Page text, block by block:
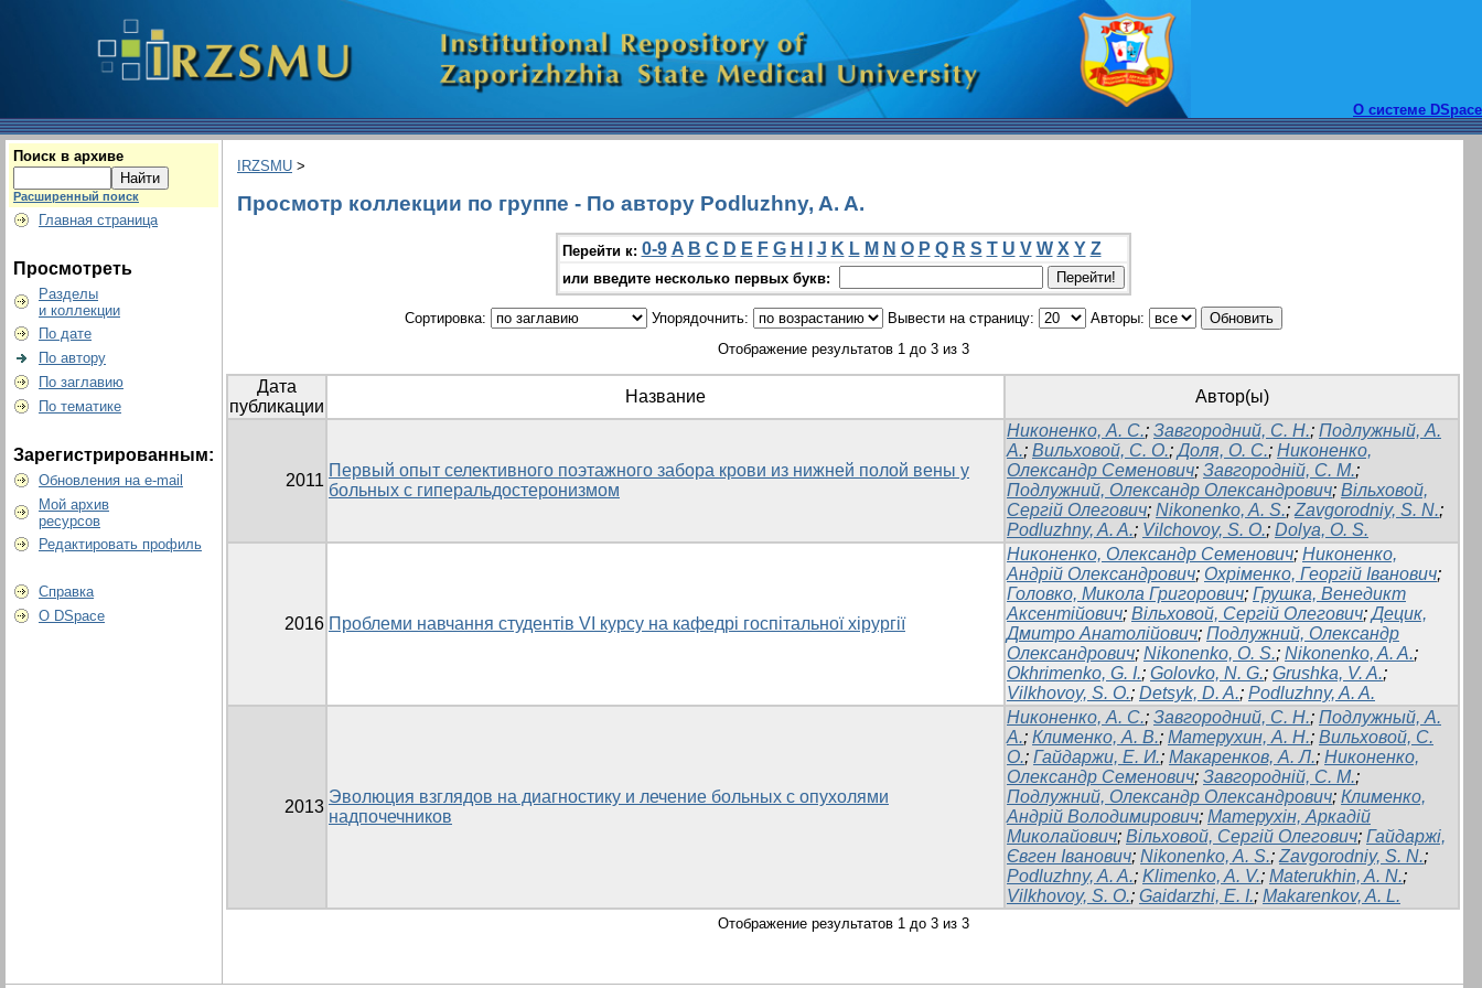
О системе DSpace
Поиск в архиве
Расширенный поиск
Главная страница
Просмотреть
Разделы
и коллекции
По дате
По автору
По заглавию
По тематике
Зарегистрированным:
Обновления на e-mail
Мой архив
ресурсов
Редактировать профиль
Справка
О DSpace
IRZSMU >
Просмотр коллекции по группе - По автору Podluzhny, A. A.
Перейти к: 0-9 A B C D E F G H J K L M N O P Q R S T U V W X Y Z
или введите несколько первых букв:
Сортировка: Упорядочнить: Вывести на страницу:
Авторы:
Отображение результатов 1 до 3 из 3
Дата
публикации
Название Автор(ы)
2011
Первый опыт селективного поэтажного забора крови из нижней полой вены у
больных с гиперальдостеронизмом
Никоненко, А. С.; Завгородний, С. Н.; Подлужный, А.
А.; Вильховой, С. О.;Доля, О. С.; Никоненко,
Олександр Семенович; Завгородній, С. М.;
Подлужний, Олександр Олександрович; Вільховой,
Сергій Олегович; Nikonenko, A. S.; Zavgorodniy, S. N.;
Podluzhny, A. A.; Vilchovoy, S. O.; Dolya, O. S.
2016 Проблеми навчання студентів VI курсу на кафедрі госпітальної хірургії
Никоненко, Олександр Семенович; Никоненко,
Андрій Олександрович; Охріменко, Георгій Іванович;
Головко, Микола Григорович; Грушка, Венедикт
Аксентійович; Вільховой, Сергій Олегович;Децик,
Дмитро Анатолійович; Подлужний, Олександр
Олександрович; Nikonenko, O. S.; Nikonenko, A. A.;
Okhrimenko, G. I.; Golovko, N. G.; Grushka, V. A.;
Vilkhovoy, S. O.; Detsyk, D. A.; Podluzhny, A. A.
2013
Эволюция взглядов на диагностику и лечение больных с опухолями
надпочечников
Никоненко, А. С.; Завгородний, С. Н.; Подлужный, А.
А.; Клименко, А. В.; Матерухин, А. Н.; Вильховой, С.
О.; Гайдаржи, Е. И.; Макаренков, А. Л.; Никоненко,
Олександр Семенович; Завгородній, С. М.;
Подлужний, Олександр Олександрович; Клименко,
Андрій Володимирович; Матерухін, Аркадій
Миколайович; Вільховой, Сергій Олегович; Гайдаржі,
Євген Іванович; Nikonenko, A. S.; Zavgorodniy, S. N.;
Podluzhny, A. A.; Klimenko, A. V.; Materukhin, A. N.;
Vilkhovoy, S. O.; Gaidarzhi, E. I.; Makarenkov, A. L.
Отображение результатов 1 до 3 из 3